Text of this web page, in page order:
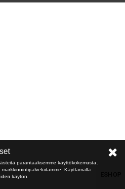
parantaaksemme käyttökokemusta,
Käyttämällä
käytön.